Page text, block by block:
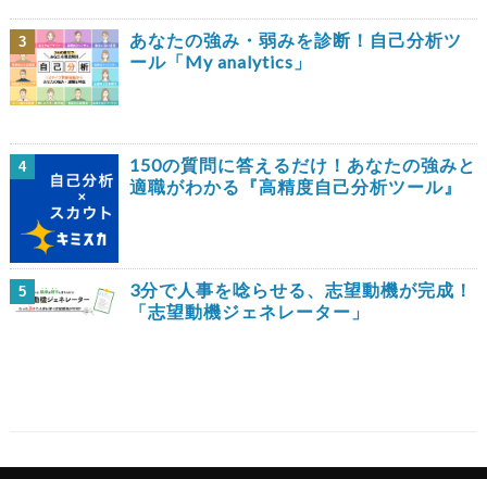
3
あなたの強み・弱みを診断！自己分析ツ
ール「My analytics」
4
150の質問に答えるだけ！あなたの強みと
適職がわかる『高精度自己分析ツール』
5
3分で人事を唸らせる、志望動機が完成！
「志望動機ジェネレーター」